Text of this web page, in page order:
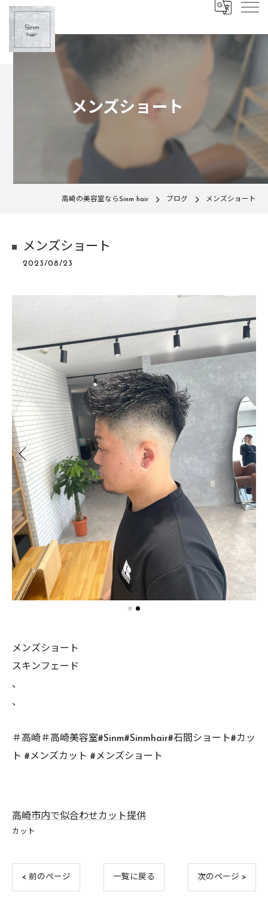
メンズショート
高崎の美容室ならSinm hair ブログ メンズショート
メンズショート
2023/08/23
メンズショート
スキンフェード
、
、
＃高崎＃高崎美容室#Sinm#Sinmhair#石間ショート#カッ
ト #メンズカット #メンズショート
高崎市内で似合わせカット提供
カット
< 前のページ 一覧に戻る 次のページ >